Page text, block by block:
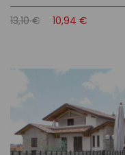
13,10 € 10,94 €